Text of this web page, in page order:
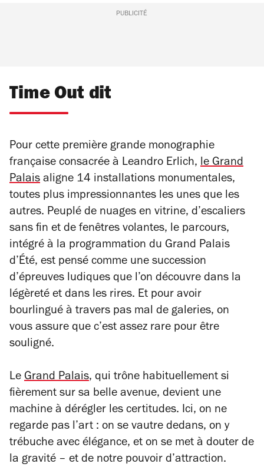
PUBLICITÉ
Time Out dit
Pour cette première grande monographie
française consacrée à Leandro Erlich, le Grand
Palais aligne 14 installations monumentales,
toutes plus impressionnantes les unes que les
autres. Peuplé de nuages en vitrine, d’escaliers
sans fin et de fenêtres volantes, le parcours,
intégré à la programmation du Grand Palais
d’Été, est pensé comme une succession
d’épreuves ludiques que l’on découvre dans la
légèreté et dans les rires. Et pour avoir
bourlingué à travers pas mal de galeries, on
vous assure que c’est assez rare pour être
souligné.
Le Grand Palais, qui trône habituellement si
fièrement sur sa belle avenue, devient une
machine à dérégler les certitudes. Ici, on ne
regarde pas l’art : on se vautre dedans, on y
trébuche avec élégance, et on se met à douter de
la gravité – et de notre pouvoir d’attraction.